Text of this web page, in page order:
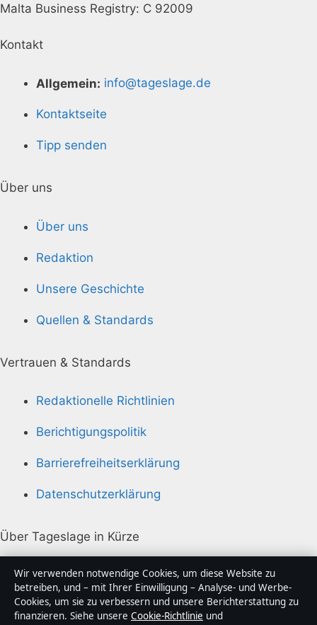
Malta Business Registry: C 92009
Kontakt
Allgemein: info@tageslage.de
Kontaktseite
Tipp senden
Über uns
Über uns
Redaktion
Unsere Geschichte
Quellen & Standards
Vertrauen & Standards
Redaktionelle Richtlinien
Berichtigungspolitik
Barrierefreiheitserklärung
Datenschutzerklärung
Über Tageslage in Kürze
Tageslage ist ein unabhängiger digitaler
Nachrichtenanbieter mit Fokus auf Politik, Wirtschaft,
Technik und Gesellschaft in Deutschland. Jeder Artikel
trägt eine Byline, wird von einem Redakteur geprüft
Wir verwenden notwendige Cookies, um diese Website zu
betreiben, und – mit Ihrer Einwilligung – Analyse- und Werbe-
Cookies, um sie zu verbessern und unsere Berichterstattung zu
finanzieren. Siehe unsere Cookie-Richtlinie und